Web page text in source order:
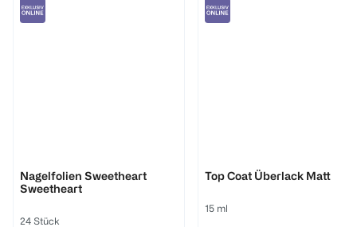
Nagelfolien Sweetheart
Sweetheart
24 Stück
Top Coat Überlack Matt
15 ml